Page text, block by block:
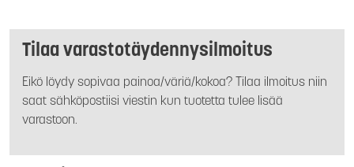
Tilaa varastotäydennysilmoitus
Eikö löydy sopivaa painoa/väriä/kokoa? Tilaa ilmoitus niin
saat sähköpostiisi viestin kun tuotetta tulee lisää
varastoon.